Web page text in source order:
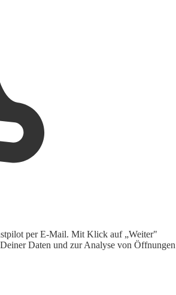
per E-Mail. Mit Klick auf „Weiter"
Daten und zur Analyse von Öffnungen